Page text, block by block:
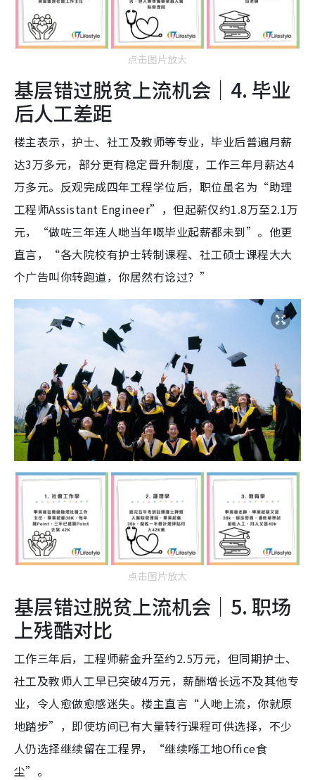
点击图片放大
基层错过脱贫上流机会｜4. 毕业
后人工差距
楼主表示，护士、社工及教师等专业，毕业后普遍月薪
达3万多元，部分更有稳定晋升制度，工作三年月薪达4
万多元。反观完成四年工程学位后，职位虽名为“助理
工程师Assistant Engineer”，但起薪仅约1.8万至2.1万
元，“做咗三年连人哋当年嘅毕业起薪都未到”。他更
直言，“各大院校有护士转制课程、社工硕士课程大大
个广告叫你转跑道，你居然冇谂过？”
点击图片放大
基层错过脱贫上流机会｜5. 职场
上残酷对比
工作三年后，工程师薪金升至约2.5万元，但同期护士、
社工及教师人工早已突破4万元，薪酬增长远不及其他专
业，令人愈做愈感迷失。楼主直言“人哋上流，你就原
地踏步”，即使坊间已有大量转行课程可供选择，不少
人仍选择继续留在工程界，“继续喺工地Office食
尘”。